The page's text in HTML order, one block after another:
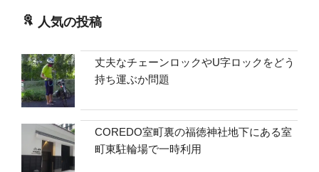
人気の投稿
丈夫なチェーンロックやU字ロックをどう
持ち運ぶか問題
COREDO室町裏の福徳神社地下にある室
町東駐輪場で一時利用